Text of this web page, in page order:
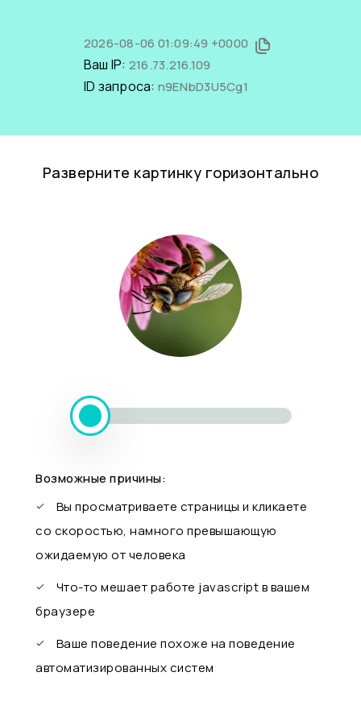
2026-08-06 01:09:49 +0000
Ваш IP: 216.73.216.109
ID запроса: n9ENbD3U5Cg1
Разверните картинку горизонтально
Возможные причины:
Вы просматриваете страницы и кликаете
со скоростью, намного превышающую
ожидаемую от человека
Что-то мешает работе javascript в вашем
браузере
Ваше поведение похоже на поведение
автоматизированных систем